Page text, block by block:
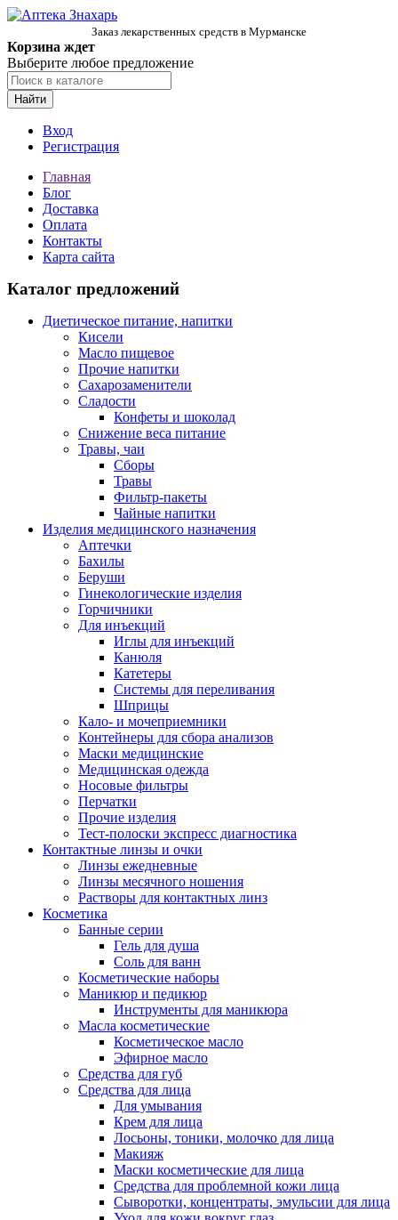
Заказ лекарственных средств в Мурманске
Корзина ждет
Выберите любое предложение
Найти
Вход
Регистрация
Главная
Блог
Доставка
Оплата
Контакты
Карта сайта
Каталог предложений
Диетическое питание, напитки
Кисели
Масло пищевое
Прочие напитки
Сахарозаменители
Сладости
Конфеты и шоколад
Снижение веса питание
Травы, чаи
Сборы
Травы
Фильтр-пакеты
Чайные напитки
Изделия медицинского назначения
Аптечки
Бахилы
Беруши
Гинекологические изделия
Горчичники
Для инъекций
Иглы для инъекций
Канюля
Катетеры
Системы для переливания
Шприцы
Кало- и мочеприемники
Контейнеры для сбора анализов
Маски медицинские
Медицинская одежда
Носовые фильтры
Перчатки
Прочие изделия
Тест-полоски экспресс диагностика
Контактные линзы и очки
Линзы ежедневные
Линзы месячного ношения
Растворы для контактных линз
Косметика
Банные серии
Гель для душа
Соль для ванн
Косметические наборы
Маникюр и педикюр
Инструменты для маникюра
Масла косметические
Косметическое масло
Эфирное масло
Средства для губ
Средства для лица
Для умывания
Крем для лица
Лосьоны, тоники, молочко для лица
Макияж
Маски косметические для лица
Средства для проблемной кожи лица
Сыворотки, концентраты, эмульсии для лица